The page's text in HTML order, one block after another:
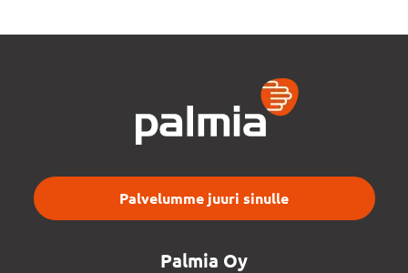
Palvelumme juuri sinulle
Palmia Oy